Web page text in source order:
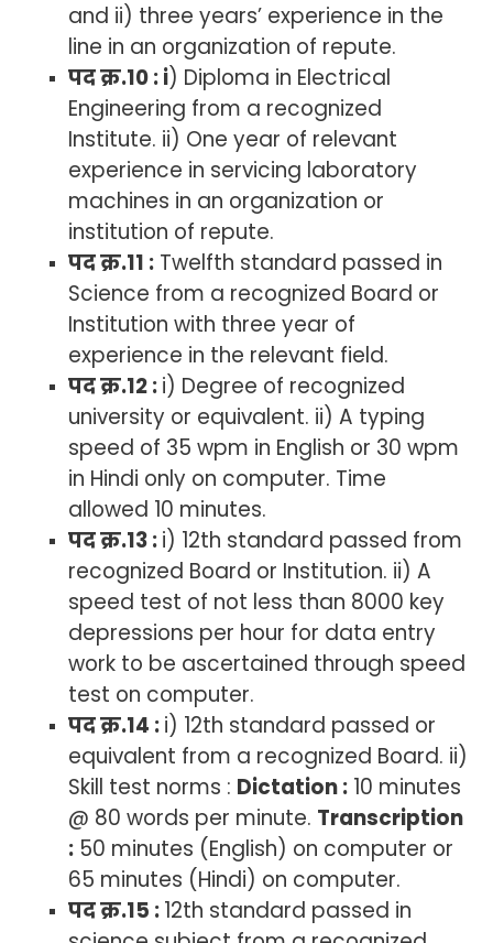
and ii) three years’ experience in the
line in an organization of repute.
पद क्र.10 : i) Diploma in Electrical
Engineering from a recognized
Institute. ii) One year of relevant
experience in servicing laboratory
machines in an organization or
institution of repute.
पद क्र.11 : Twelfth standard passed in
Science from a recognized Board or
Institution with three year of
experience in the relevant field.
पद क्र.12 :i) Degree of recognized
university or equivalent. ii) A typing
speed of 35 wpm in English or 30 wpm
in Hindi only on computer. Time
allowed 10 minutes.
पद क्र.13 :i) 12th standard passed from
recognized Board or Institution. ii) A
speed test of not less than 8000 key
depressions per hour for data entry
work to be ascertained through speed
test on computer.
पद क्र.14 :i) 12th standard passed or
equivalent from a recognized Board. ii)
Skill test norms : Dictation : 10 minutes
@ 80 words per minute. Transcription
: 50 minutes (English) on computer or
65 minutes (Hindi) on computer.
पद क्र.15 :12th standard passed in